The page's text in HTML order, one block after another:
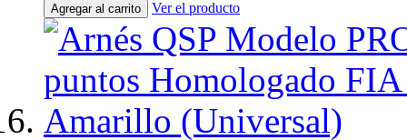
Agregar al carrito Ver el producto